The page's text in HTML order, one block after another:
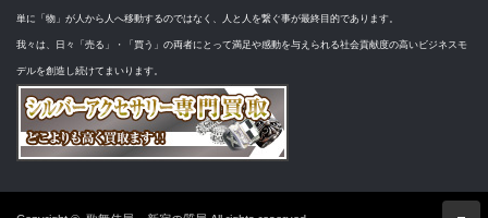
単に「物」が人から人へ移動するのではなく、人と人を繋ぐ事が最終目的であります。
我々は、日々「売る」・「買う」の両者にとって満足や感動を与えられる社会貢献度の高いビジネスモ
デルを創造し続けてまいります。